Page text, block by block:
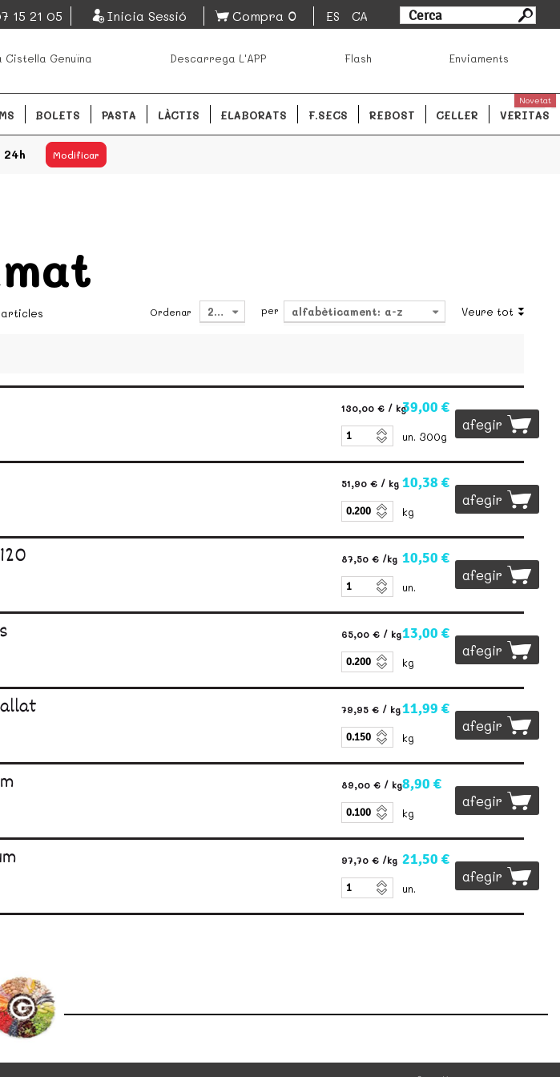
EsDeMercado.com
Barcelona y de productores locales.
15 21 05 Inicia Sessió Compra 0 ES CA
Cistella Genuïna Descarrega L'APP Flash Enviaments
BOLETS PASTA LÀCTIS ELABORATS F.SECS REBOST CELLER VERITAS
Novetat
Modificar
articles Veure tot
per alfabèticament: a-z
Ordenar 24
130,00 € / kg39,00 €
un. 300g
afegir
51,90 € / kg 10,38 €
kg
afegir
87,50 € /kg 10,50 €
un.
afegir
65,00 € / kg13,00 €
kg
afegir
79,95 € / kg11,99 €
kg
afegir
89,00 € / kg8,90 €
kg
afegir
97,70 € /kg 21,50 €
un.
afegir